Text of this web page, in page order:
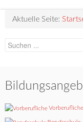
Aktuelle Seite:
Vorberufliche